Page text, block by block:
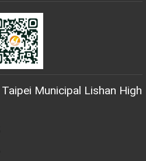
Taipei Municipal Lishan High